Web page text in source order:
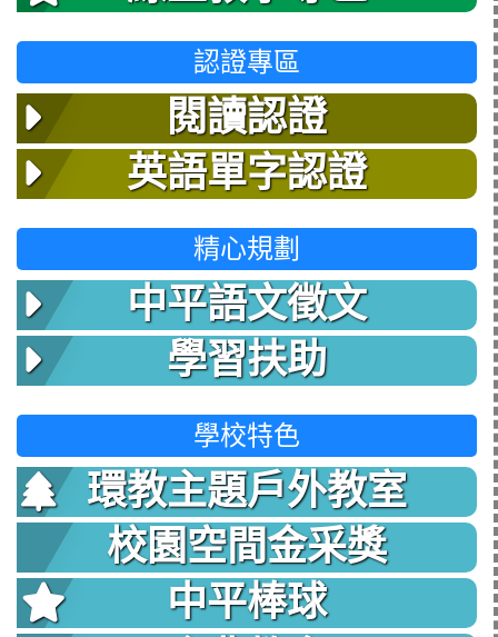
認證專區
閱讀認證
英語單字認證
精心規劃
中平語文徵文
學習扶助
學校特色
環教主題戶外教室
校園空間金采獎
中平棒球